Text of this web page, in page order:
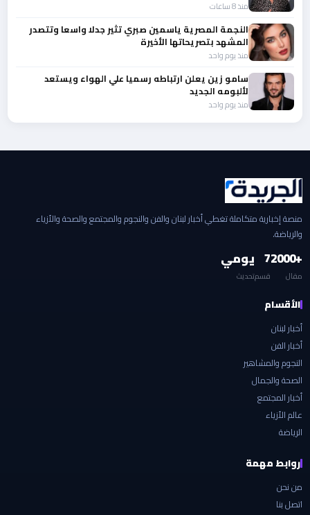
منذ 8 ساعات
النجمة المصرية ياسمين صبري تثير جدلا واسعا وتتصدر
المشهد بتصريحاتها الأخيرة
منذ يوم واحد
سامو زين يعلن ارتباطه رسميا علي الهواء ويستعد
لألبومه الجديد
منذ يوم واحد
منصة إخبارية متكاملة تغطي أخبار لبنان والفن والنجوم والمجتمع والصحة والأزياء
والرياضة.
+2000
مقال
7
قسم
يومي
تحديث
الأقسام
أخبار لبنان
أخبار الفن
النجوم والمشاهير
الصحة والجمال
أخبار المجتمع
عالم الأزياء
الرياضة
روابط مهمة
من نحن
اتصل بنا